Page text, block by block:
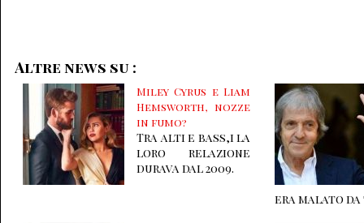
Altre news su :
Miley Cyrus e Liam
Hemsworth, nozze
in fumo
Tra alti e bass,i la
loro relazione
durava dal 2009.
era malato da